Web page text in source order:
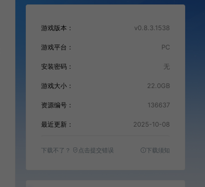
游戏版本： v0.8.3.1538
游戏平台： PC
安装密码： 无
游戏大小： 22.0GB
资源编号： 136637
最近更新： 2025-10-08
下载不了？ 点击提交错误 下载须知